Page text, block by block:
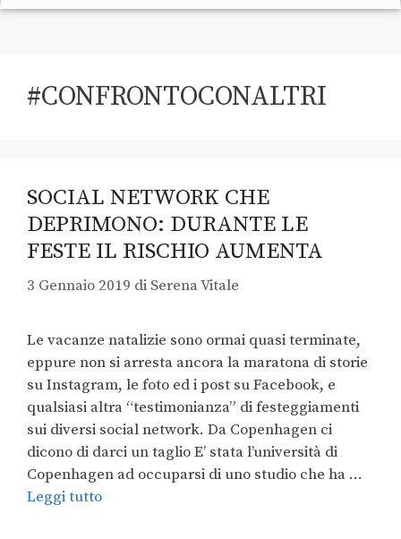
#CONFRONTOCONALTRI
SOCIAL NETWORK CHE
DEPRIMONO: DURANTE LE
FESTE IL RISCHIO AUMENTA
3 Gennaio 2019 di Serena Vitale
Le vacanze natalizie sono ormai quasi terminate,
eppure non si arresta ancora la maratona di storie
su Instagram, le foto ed i post su Facebook, e
qualsiasi altra “testimonianza” di festeggiamenti
sui diversi social network. Da Copenhagen ci
dicono di darci un taglio E’ stata l’università di
Copenhagen ad occuparsi di uno studio che ha …
Leggi tutto